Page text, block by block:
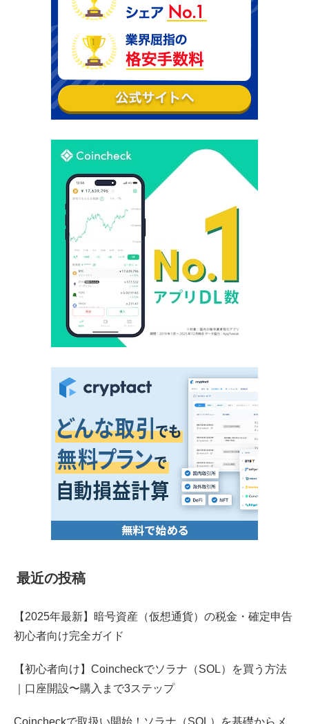
最近の投稿
【2025年最新】暗号資産（仮想通貨）の税金・確定申告
初心者向け完全ガイド
【初心者向け】Coincheckでソラナ（SOL）を買う方法
｜口座開設〜購入まで3ステップ
Coincheckで取扱い開始！ソラナ（SOL）を基礎からメ